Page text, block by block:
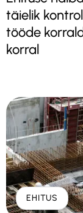
täielik
tööde
korral
EHITUS